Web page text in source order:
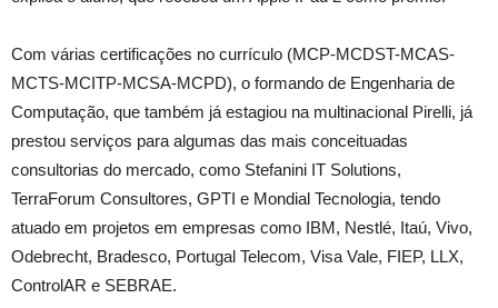
Com várias certificações no currículo (MCP-MCDST-MCAS-
MCTS-MCITP-MCSA-MCPD), o formando de Engenharia de
Computação, que também já estagiou na multinacional Pirelli, já
prestou serviços para algumas das mais conceituadas
consultorias do mercado, como Stefanini IT Solutions,
TerraForum Consultores, GPTI e Mondial Tecnologia, tendo
atuado em projetos em empresas como IBM, Nestlé, Itaú, Vivo,
Odebrecht, Bradesco, Portugal Telecom, Visa Vale, FIEP, LLX,
ControlAR e SEBRAE.